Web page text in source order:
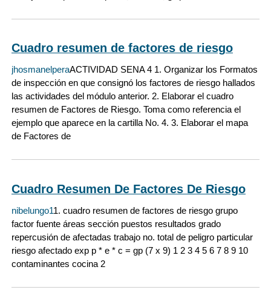
Cuadro resumen de factores de riesgo
jhosmanelperaACTIVIDAD SENA 4 1. Organizar los Formatos
de inspección en que consignó los factores de riesgo hallados
las actividades del módulo anterior. 2. Elaborar el cuadro
resumen de Factores de Riesgo. Toma como referencia el
ejemplo que aparece en la cartilla No. 4. 3. Elaborar el mapa
de Factores de
Cuadro Resumen De Factores De Riesgo
nibelungo11. cuadro resumen de factores de riesgo grupo
factor fuente áreas sección puestos resultados grado
repercusión de afectadas trabajo no. total de peligro particular
riesgo afectado exp p * e * c = gp (7 x 9) 1 2 3 4 5 6 7 8 9 10
contaminantes cocina 2